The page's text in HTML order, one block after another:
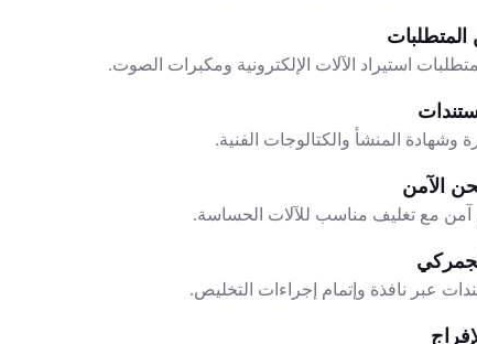
المتطلبات
استيراد الآلات الإلكترونية ومكبرات الصوت.
وشهادة المنشأ والكتالوجات الفنية.
الآمن
مع تغليف مناسب للآلات الحساسة.
عبر نافذة وإتمام إجراءات التخليص.